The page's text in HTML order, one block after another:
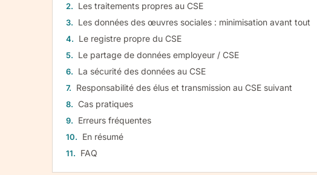
Les traitements propres au CSE
Les données des œuvres sociales : minimisation avant tout
Le registre propre du CSE
Le partage de données employeur / CSE
La sécurité des données au CSE
Responsabilité des élus et transmission au CSE suivant
Cas pratiques
Erreurs fréquentes
En résumé
FAQ